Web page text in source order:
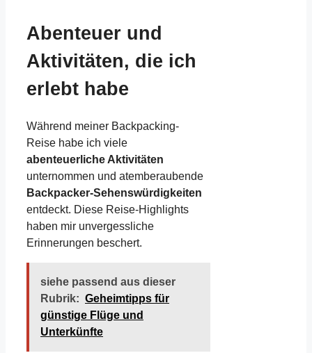
Abenteuer und
Aktivitäten, die ich
erlebt habe
Während meiner Backpacking-
Reise habe ich viele
abenteuerliche Aktivitäten
unternommen und atemberaubende
Backpacker-Sehenswürdigkeiten
entdeckt. Diese Reise-Highlights
haben mir unvergessliche
Erinnerungen beschert.
siehe passend aus dieser
Rubrik: Geheimtipps für
günstige Flüge und
Unterkünfte